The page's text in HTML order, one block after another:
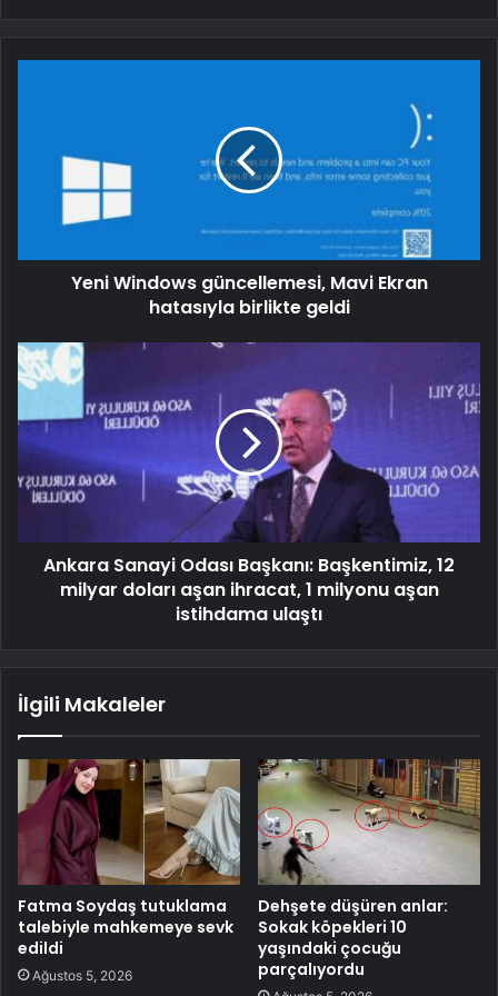
Yeni Windows güncellemesi, Mavi Ekran
hatasıyla birlikte geldi
Ankara Sanayi Odası Başkanı: Başkentimiz, 12
milyar doları aşan ihracat, 1 milyonu aşan
istihdama ulaştı
İlgili Makaleler
Fatma Soydaş tutuklama
talebiyle mahkemeye sevk
edildi
Ağustos 5, 2026
Dehşete düşüren anlar:
Sokak köpekleri 10
yaşındaki çocuğu
parçalıyordu